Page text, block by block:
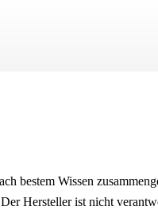
bestem Wissen
Hersteller ist nicht